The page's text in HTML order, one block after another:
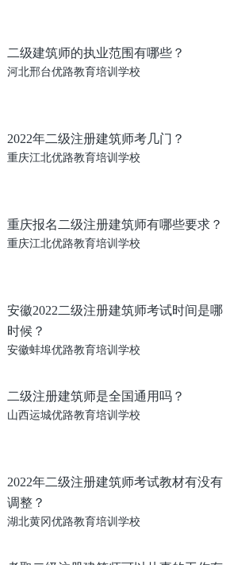
二级建筑师的执业范围有哪些？
河北邢台优路教育培训学校
2022年二级注册建筑师考几门？
重庆江北优路教育培训学校
重庆报名二级注册建筑师有哪些要求？
重庆江北优路教育培训学校
安徽2022二级注册建筑师考试时间是哪
时候？
安徽蚌埠优路教育培训学校
二级注册建筑师是全国通用吗？
山西运城优路教育培训学校
2022年二级注册建筑师考试教材有没有
调整？
湖北黄冈优路教育培训学校